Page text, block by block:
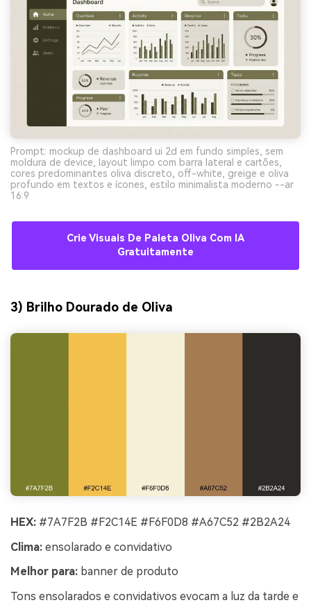
Prompt: mockup de dashboard ui 2d em fundo simples, sem
moldura de device, layout limpo com barra lateral e cartões,
cores predominantes oliva discreto, off-white, greige e oliva
profundo em textos e ícones, estilo minimalista moderno --ar
16:9
Crie Visuais De Paleta Oliva Com IA
Gratuitamente
3) Brilho Dourado de Oliva
HEX: #7A7F2B #F2C14E #F6F0D8 #A67C52 #2B2A24
Clima: ensolarado e convidativo
Melhor para: banner de produto
Tons ensolarados e convidativos evocam a luz da tarde e